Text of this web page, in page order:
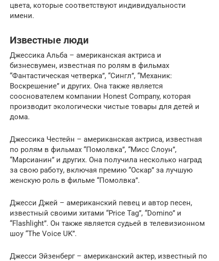
цвета, которые соответствуют индивидуальности
имени.
Известные люди
Джессика Альба – американская актриса и
бизнесвумен, известная по ролям в фильмах
“Фантастическая четверка”, “Сингл”, “Механик:
Воскрешение” и других. Она также является
сооснователем компании Honest Company, которая
производит экологически чистые товары для детей и
дома.
Джессика Честейн – американская актриса, известная
по ролям в фильмах “Помолвка”, “Мисс Слоун”,
“Марсианин” и других. Она получила несколько наград
за свою работу, включая премию “Оскар” за лучшую
женскую роль в фильме “Помолвка”.
Джесси Джей – американский певец и автор песен,
известный своими хитами “Price Tag”, “Domino” и
“Flashlight”. Он также является судьей в телевизионном
шоу “The Voice UK”.
Джесси Эйзенберг – американский актер, известный по